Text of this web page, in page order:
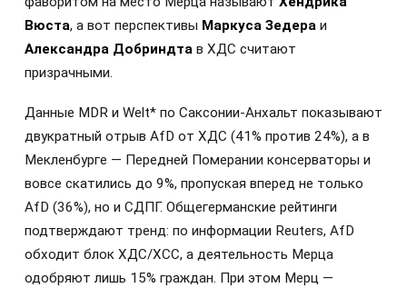
Вюста, а вот перспективы Маркуса Зедера и
Александра Добриндта в ХДС считают
призрачными.
Данные MDR и Welt* по Саксонии-Анхальт показывают
двукратный отрыв AfD от ХДС (41% против 24%), а в
Мекленбурге — Передней Померании консерваторы и
вовсе скатились до 9%, пропуская вперед не только
AfD (36%), но и СДПГ. Общегерманские рейтинги
подтверждают тренд: по информации Reuters, AfD
обходит блок ХДС/ХСС, а деятельность Мерца
одобряют лишь 15% граждан. При этом Мерц —